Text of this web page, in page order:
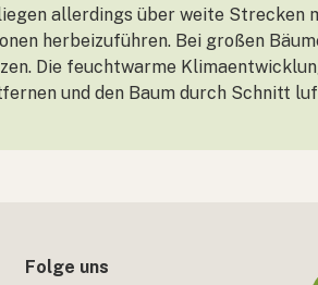
allerdings über weite Strecken
herbeizuführen. Bei großen
Die feuchtwarme
und den Baum durch Schnitt
Folge uns